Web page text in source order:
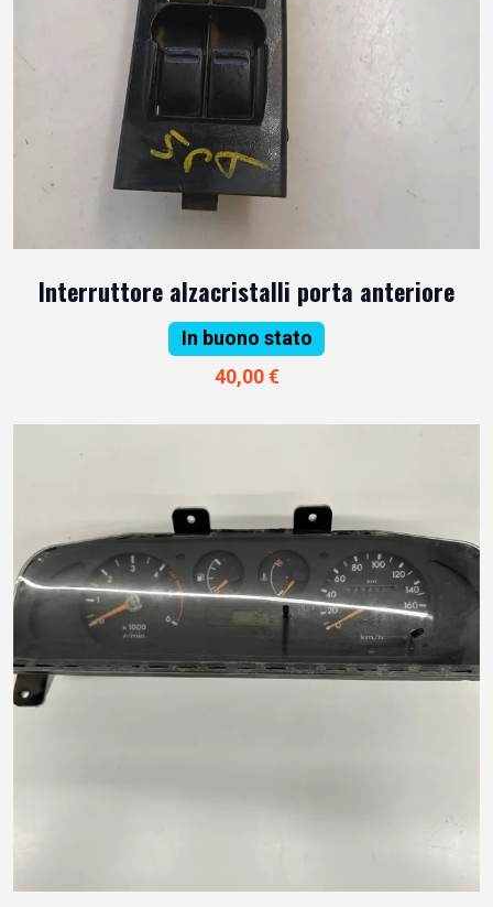
Interruttore alzacristalli porta anteriore
In buono stato
40,00 €